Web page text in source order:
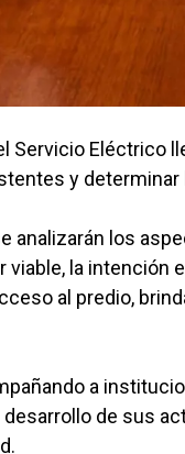
Servicio Eléctrico
y
analizarán los
viable, la intención
al predio,
a
de sus